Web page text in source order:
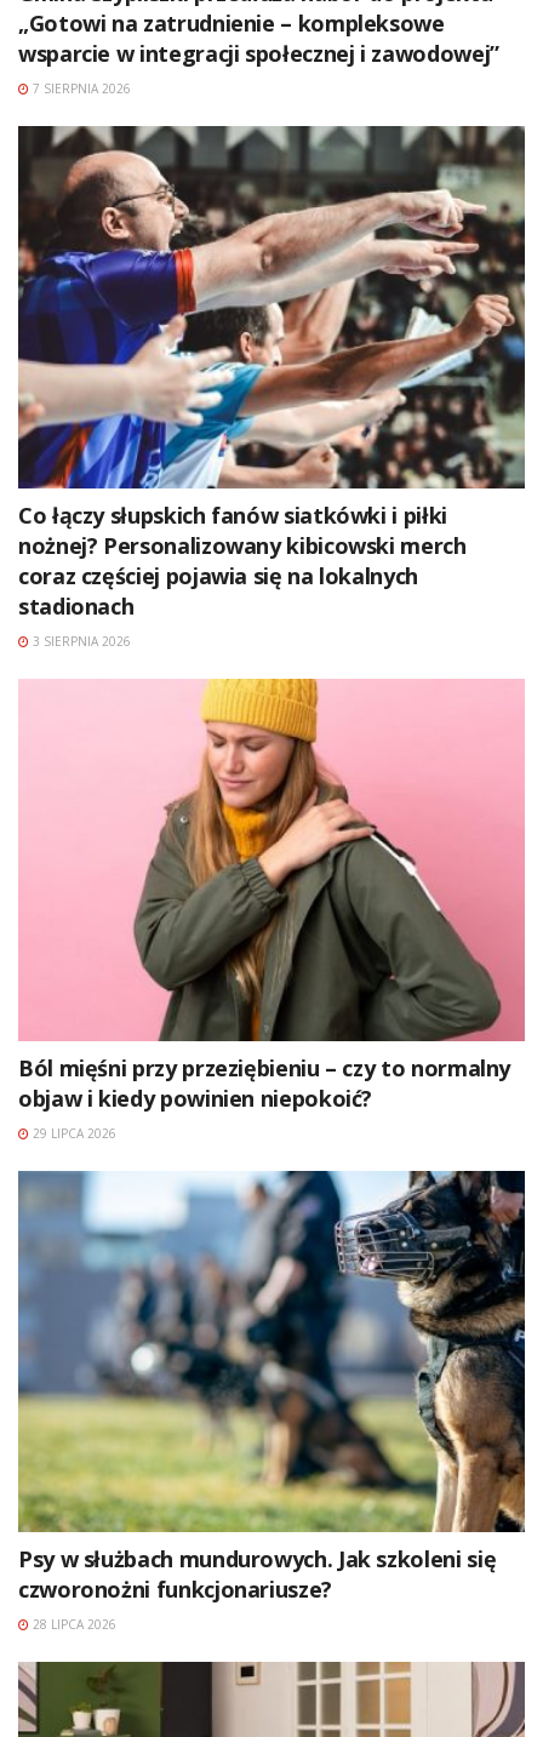
„Gotowi na zatrudnienie – kompleksowe
wsparcie w integracji społecznej i zawodowej”
7 SIERPNIA 2026
Co łączy słupskich fanów siatkówki i piłki
nożnej? Personalizowany kibicowski merch
coraz częściej pojawia się na lokalnych
stadionach
3 SIERPNIA 2026
Ból mięśni przy przeziębieniu – czy to normalny
objaw i kiedy powinien niepokoić?
29 LIPCA 2026
Psy w służbach mundurowych. Jak szkoleni się
czworonożni funkcjonariusze?
28 LIPCA 2026